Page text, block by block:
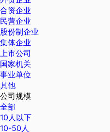
合资企业
民营企业
股份制企业
集体企业
上市公司
国家机关
事业单位
其他
公司规模
全部
10人以下
10-50人